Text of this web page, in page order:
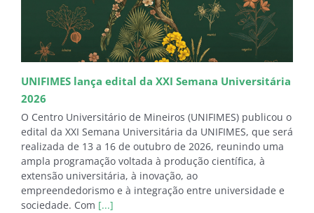
UNIFIMES lança edital da XXI Semana Universitária
2026
O Centro Universitário de Mineiros (UNIFIMES) publicou o
edital da XXI Semana Universitária da UNIFIMES, que será
realizada de 13 a 16 de outubro de 2026, reunindo uma
ampla programação voltada à produção científica, à
extensão universitária, à inovação, ao
empreendedorismo e à integração entre universidade e
sociedade. Com [...]